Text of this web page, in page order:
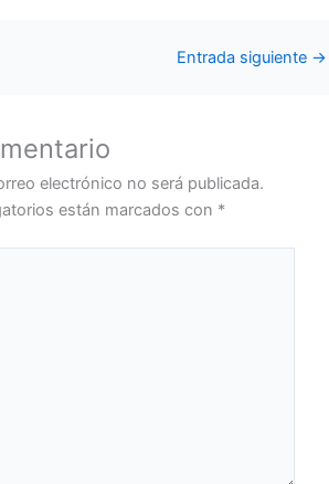
Entrada siguiente →
electrónico no será publicada.
están marcados con *